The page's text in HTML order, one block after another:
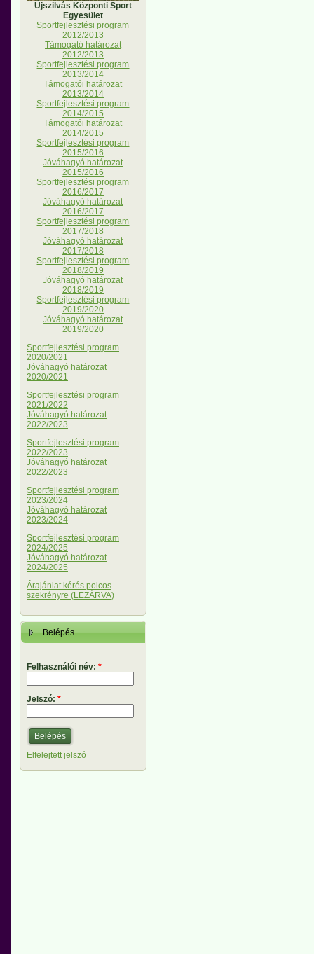
Újszilvás Központi Sport
Egyesület
Sportfejlesztési program
2012/2013
Támogató határozat
2012/2013
Sportfejlesztési program
2013/2014
Támogatói határozat
2013/2014
Sportfejlesztési program
2014/2015
Támogatói határozat
2014/2015
Sportfejlesztési program
2015/2016
Jóváhagyó határozat
2015/2016
Sportfejlesztési program
2016/2017
Jóváhagyó határozat
2016/2017
Sportfejlesztési program
2017/2018
Jóváhagyó határozat
2017/2018
Sportfejlesztési program
2018/2019
Jóváhagyó határozat
2018/2019
Sportfejlesztési program
2019/2020
Jóváhagyó határozat
2019/2020
Sportfejlesztési program
2020/2021
Jóváhagyó határozat
2020/2021
Sportfejlesztési program
2021/2022
Jóváhagyó határozat
2022/2023
Sportfejlesztési program
2022/2023
Jóváhagyó határozat
2022/2023
Sportfejlesztési program
2023/2024
Jóváhagyó határozat
2023/2024
Sportfejlesztési program
2024/2025
Jóváhagyó határozat
2024/2025
Árajánlat kérés polcos
szekrényre (LEZÁRVA)
Belépés
Felhasználói név: *
Jelszó: *
Elfelejtett jelszó